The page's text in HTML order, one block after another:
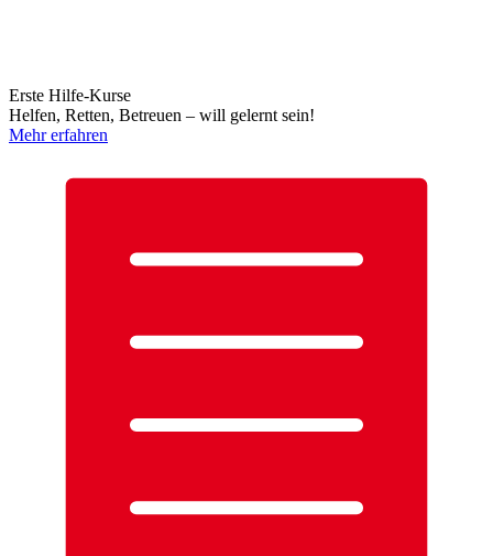
Erste Hilfe-Kurse
Helfen, Retten, Betreuen – will gelernt sein!
Mehr erfahren